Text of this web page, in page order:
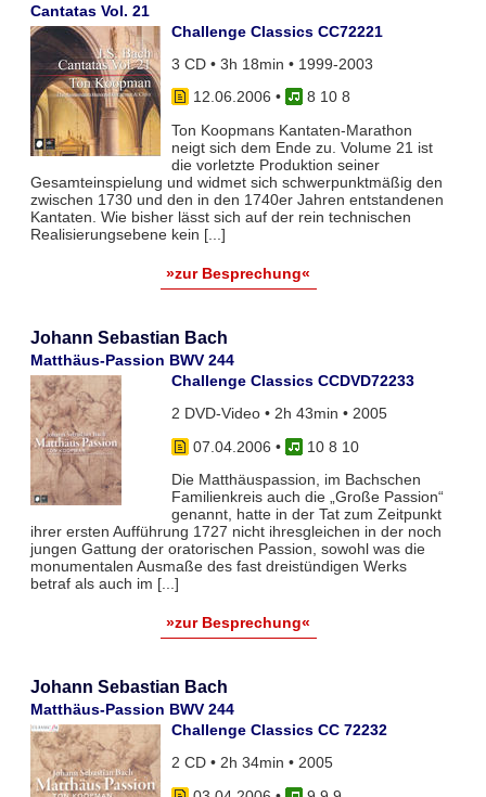
Cantatas Vol. 21
Challenge Classics CC72221
3 CD • 3h 18min • 1999-2003
12.06.2006 •
8 10 8
Ton Koopmans Kantaten-Marathon
neigt sich dem Ende zu. Volume 21 ist
die vorletzte Produktion seiner
Gesamteinspielung und widmet sich schwerpunktmäßig den
zwischen 1730 und den in den 1740er Jahren entstandenen
Kantaten. Wie bisher lässt sich auf der rein technischen
Realisierungsebene kein [...]
»zur Besprechung«
Johann Sebastian Bach
Matthäus-Passion BWV 244
Challenge Classics CCDVD72233
2 DVD-Video • 2h 43min • 2005
07.04.2006 •
10 8 10
Die Matthäuspassion, im Bachschen
Familienkreis auch die „Große Passion“
genannt, hatte in der Tat zum Zeitpunkt
ihrer ersten Aufführung 1727 nicht ihresgleichen in der noch
jungen Gattung der oratorischen Passion, sowohl was die
monumentalen Ausmaße des fast dreistündigen Werks
betraf als auch im [...]
»zur Besprechung«
Johann Sebastian Bach
Matthäus-Passion BWV 244
Challenge Classics CC 72232
2 CD • 2h 34min • 2005